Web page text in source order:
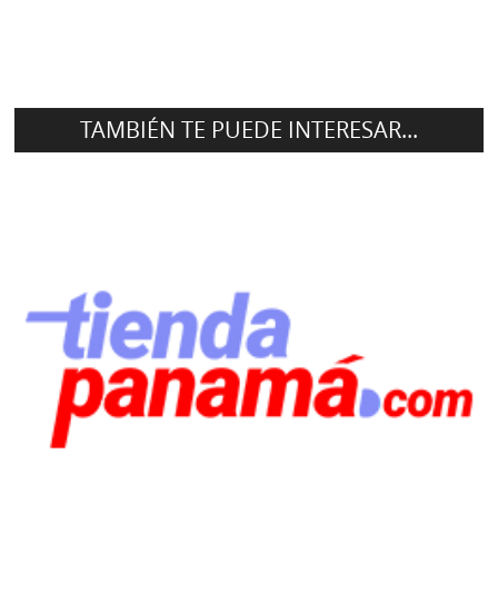
TAMBIÉN TE PUEDE INTERESAR...